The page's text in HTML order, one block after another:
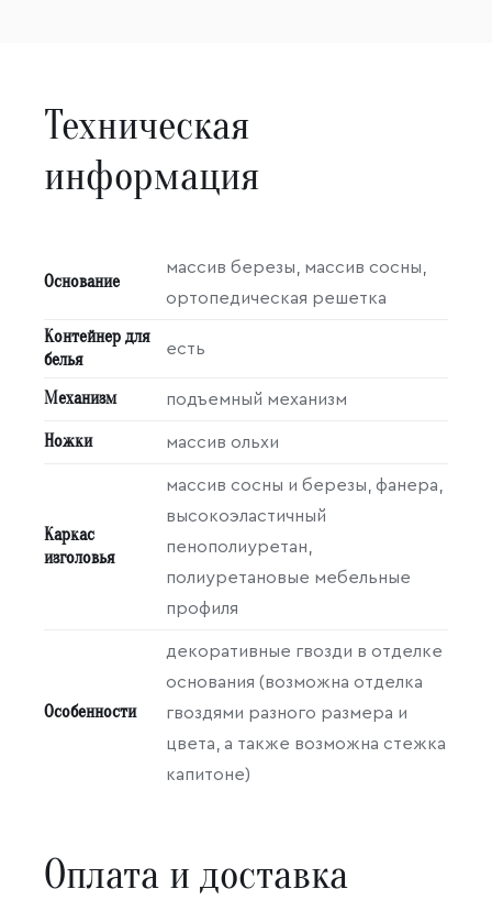
Техническая
информация
Основание
массив березы, массив сосны,
ортопедическая решетка
Контейнер для
белья
есть
Механизм подъемный механизм
Ножки массив ольхи
Каркас
изголовья
массив сосны и березы, фанера,
высокоэластичный
пенополиуретан,
полиуретановые мебельные
профиля
Особенности
декоративные гвозди в отделке
основания (возможна отделка
гвоздями разного размера и
цвета, а также возможна стежка
капитоне)
Оплата и доставка